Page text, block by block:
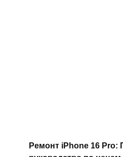
Ремонт iPhone 16 Pro: